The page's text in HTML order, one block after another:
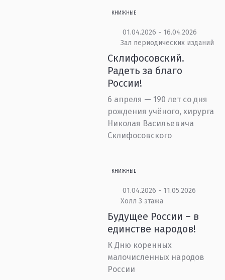
КНИЖНЫЕ
01.04.2026 - 16.04.2026
Зал периодических изданий
Склифосовский.
Радеть за благо
России!
6 апреля — 190 лет со дня
рождения учёного, хирурга
Николая Васильевича
Склифосовского
КНИЖНЫЕ
01.04.2026 - 11.05.2026
Холл 3 этажа
Будущее России – в
единстве народов!
К Дню коренных
малочисленных народов
России